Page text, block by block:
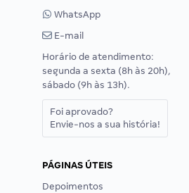
WhatsApp
E-mail
Horário de atendimento:
segunda a sexta (8h às 20h),
sábado (9h às 13h).
Foi aprovado?
Envie-nos a sua história!
PÁGINAS ÚTEIS
Depoimentos